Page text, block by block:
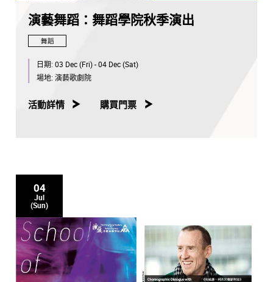
演藝舞蹈：舞蹈學院秋季演出
舞蹈
日期: 03 Dec (Fri) - 04 Dec (Sat)
場地: 演藝歌劇院
活動詳情 購買門票
04
Jul
(Sun)